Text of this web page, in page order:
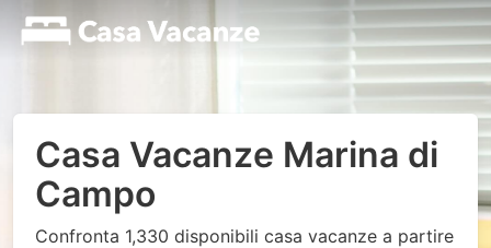
Casa Vacanze Marina di
Campo
Confronta 1,330 disponibili casa vacanze a partire